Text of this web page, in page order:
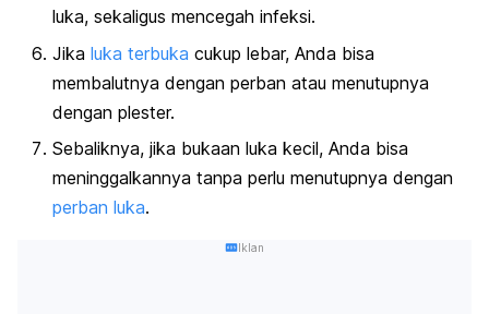
luka, sekaligus mencegah infeksi.
Jika luka terbuka cukup lebar, Anda bisa
membalutnya dengan perban atau menutupnya
dengan plester.
Sebaliknya, jika bukaan luka kecil, Anda bisa
meninggalkannya tanpa perlu menutupnya dengan
perban luka.
Iklan